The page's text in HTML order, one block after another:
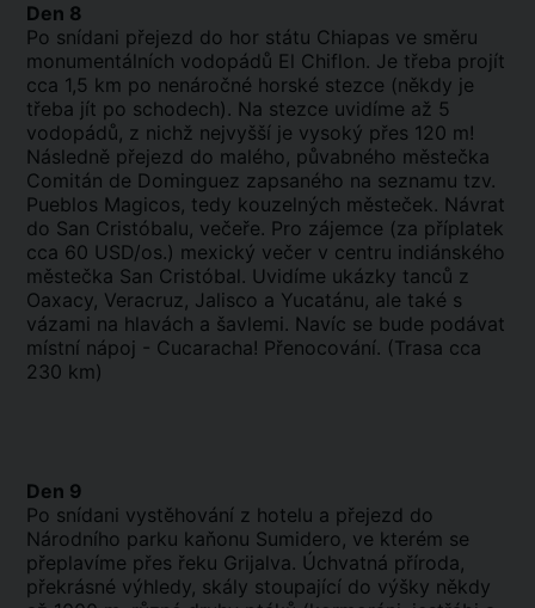
Den 8
Po snídani přejezd do hor státu Chiapas ve směru
monumentálních vodopádů El Chiflon. Je třeba projít
cca 1,5 km po nenáročné horské stezce (někdy je
třeba jít po schodech). Na stezce uvidíme až 5
vodopádů, z nichž nejvyšší je vysoký přes 120 m!
Následně přejezd do malého, půvabného městečka
Comitán de Dominguez zapsaného na seznamu tzv.
Pueblos Magicos, tedy kouzelných městeček. Návrat
do San Cristóbalu, večeře. Pro zájemce (za příplatek
cca 60 USD/os.) mexický večer v centru indiánského
městečka San Cristóbal. Uvidíme ukázky tanců z
Oaxacy, Veracruz, Jalisco a Yucatánu, ale také s
vázami na hlavách a šavlemi. Navíc se bude podávat
místní nápoj - Cucaracha! Přenocování. (Trasa cca
230 km)
Den 9
Po snídani vystěhování z hotelu a přejezd do
Národního parku kaňonu Sumidero, ve kterém se
přeplavíme přes řeku Grijalva. Úchvatná příroda,
překrásné výhledy, skály stoupající do výšky někdy